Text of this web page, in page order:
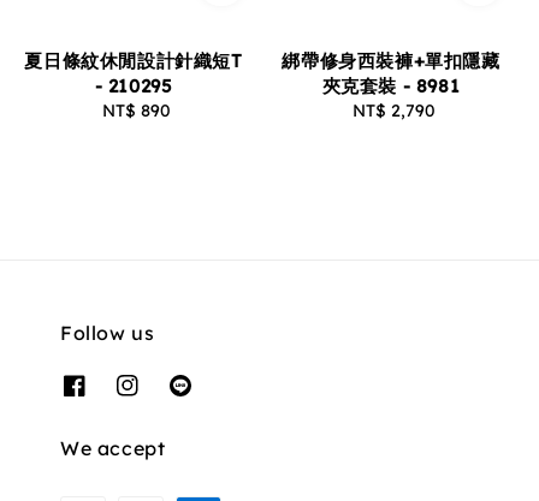
夏日條紋休閒設計針織短T
- 210295
Regular
NT$ 890
綁帶修身西裝褲+單扣隱藏
夾克套裝 - 8981
Regular
NT$ 2,790
Follow us
We accept